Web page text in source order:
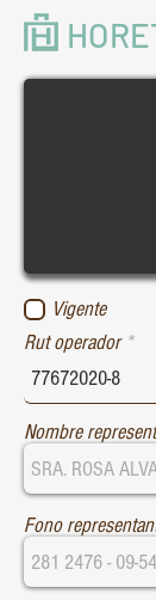
Vigente
Rut operador
Nombre
Fono